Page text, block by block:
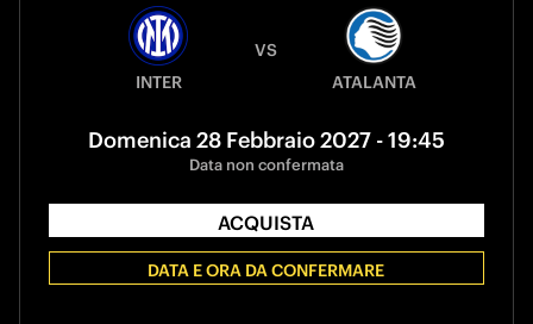
INTER
VS
ATALANTA
Domenica 28 Febbraio 2027 - 19:45
Data non confermata
ACQUISTA
DATA E ORA DA CONFERMARE